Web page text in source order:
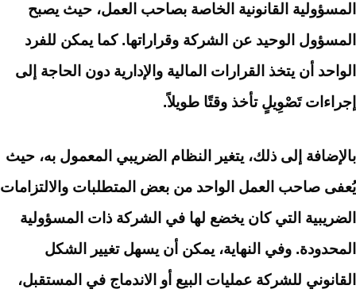
المسؤولية القانونية الخاصة بصاحب العمل، حيث يصبح
المسؤول الوحيد عن الشركة وقراراتها. كما يمكن للفرد
الواحد أن يتخذ القرارات المالية والإدارية دون الحاجة إلى
إجراءات تَصْوِيلٍ تأخذ وقتًا طويلاً.
بالإضافة إلى ذلك، يتغير النظام الضريبي المعمول به، حيث
يُعفى صاحب العمل الواحد من بعض المتطلبات والالتزامات
الضريبية التي كان يخضع لها في الشركة ذات المسؤولية
المحدودة. وفي النهاية، يمكن أن يسهل تغيير الشكل
القانوني للشركة عمليات البيع أو الاندماج في المستقبل،